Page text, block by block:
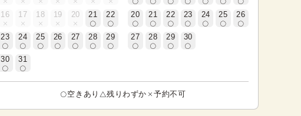
16 17 18 19 20 21 22
23 24 25 26 27 28 29
30 31
20 21 22 23 24 25 26
27 28 29 30
空きあり 残りわずか 予約不可